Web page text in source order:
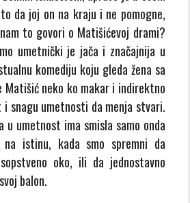
da joj on na kraju i ne pomogne,
to govori o Matišićevoj drami?
umetnički je jača i značajnija u
komediju koju gleda žena sa
Matišić neko ko makar i indirektno
snagu umetnosti da menja stvari.
u umetnost ima smisla samo onda
na istinu, kada smo spremni da
oko, ili da jednostavno
balon.